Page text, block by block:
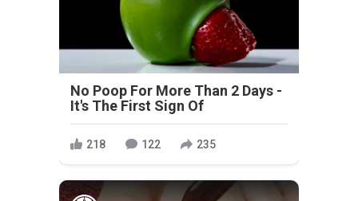
No Poop For More Than 2 Days -
It's The First Sign Of
218 122 235